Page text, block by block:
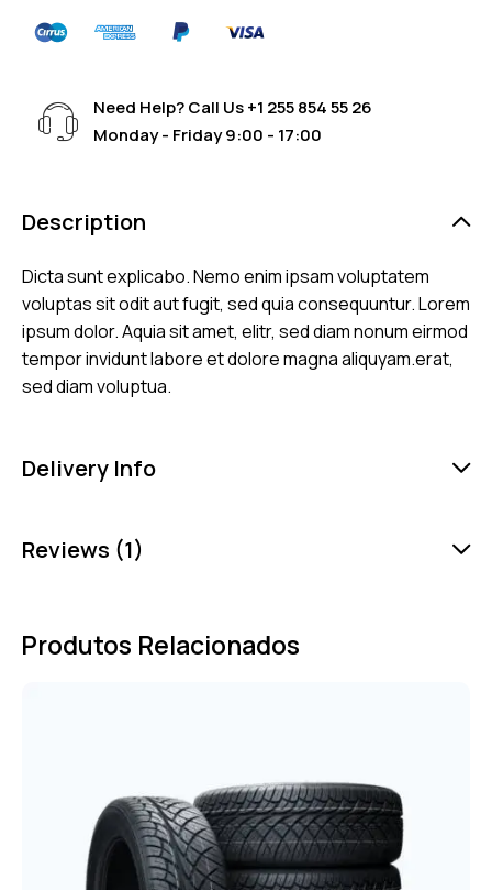
Need Help? Call Us+1 255 854 55 26
Monday - Friday 9:00 - 17:00
Description
Dicta sunt explicabo. Nemo enim ipsam voluptatem
voluptas sit odit aut fugit, sed quia consequuntur. Lorem
ipsum dolor. Aquia sit amet, elitr, sed diam nonum eirmod
tempor invidunt labore et dolore magna aliquyam.erat,
sed diam voluptua.
Delivery Info
Reviews (1)
Produtos Relacionados